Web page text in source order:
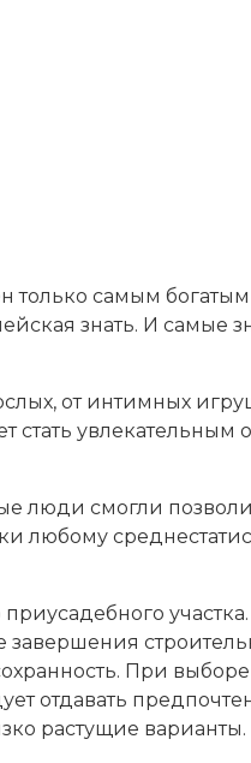
только самым
знать. И самые
от интимных
люди смогли
любому
участка.
При
отдавать
растущие варианты.